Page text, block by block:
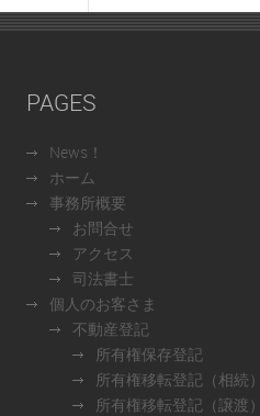
PAGES
News！
ホーム
事務所概要
お問合せ
アクセス
司法書士
個人のお客さま
不動産登記
所有権保存登記
所有権移転登記（相続）
所有権移転登記（譲渡）